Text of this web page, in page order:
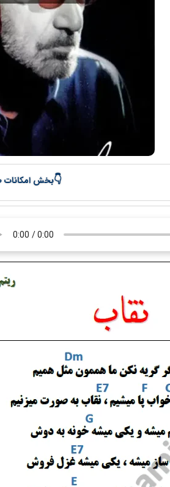
👇بخش امکانات